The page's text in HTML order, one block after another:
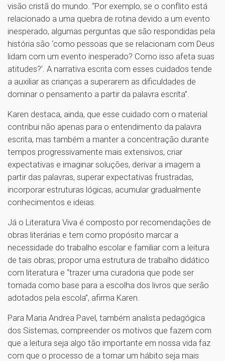
visão cristã do mundo. “Por exemplo, se o conflito está
relacionado a uma quebra de rotina devido a um evento
inesperado, algumas perguntas que são respondidas pela
história são ‘como pessoas que se relacionam com Deus
lidam com um evento inesperado? Como isso afeta suas
atitudes?’. A narrativa escrita com esses cuidados tende
a auxiliar as crianças a superarem as dificuldades de
dominar o pensamento a partir da palavra escrita”.
Karen destaca, ainda, que esse cuidado com o material
contribui não apenas para o entendimento da palavra
escrita, mas também a manter a concentração durante
tempos progressivamente mais extensivos, criar
expectativas e imaginar soluções, derivar a imagem a
partir das palavras, superar expectativas frustradas,
incorporar estruturas lógicas, acumular gradualmente
conhecimentos e ideias.
Já o Literatura Viva é composto por recomendações de
obras literárias e tem como propósito marcar a
necessidade do trabalho escolar e familiar com a leitura
de tais obras; propor uma estrutura de trabalho didático
com literatura e “trazer uma curadoria que pode ser
tomada como base para a escolha dos livros que serão
adotados pela escola”, afirma Karen.
Para Maria Andrea Pavel, também analista pedagógica
dos Sistemas, compreender os motivos que fazem com
que a leitura seja algo tão importante em nossa vida faz
com que o processo de a tornar um hábito seja mais